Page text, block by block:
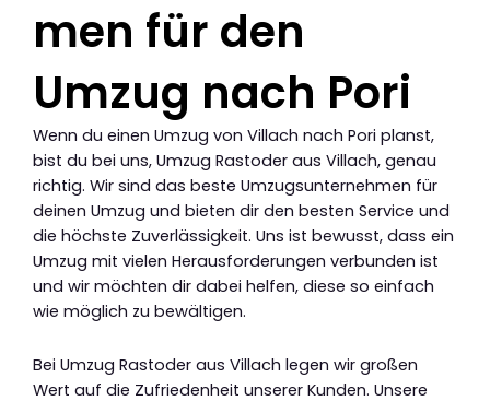
men für den
Umzug nach Pori
Wenn du einen Umzug von Villach nach Pori planst,
bist du bei uns, Umzug Rastoder aus Villach, genau
richtig. Wir sind das beste Umzugsunternehmen für
deinen Umzug und bieten dir den besten Service und
die höchste Zuverlässigkeit. Uns ist bewusst, dass ein
Umzug mit vielen Herausforderungen verbunden ist
und wir möchten dir dabei helfen, diese so einfach
wie möglich zu bewältigen.
Bei Umzug Rastoder aus Villach legen wir großen
Wert auf die Zufriedenheit unserer Kunden. Unsere